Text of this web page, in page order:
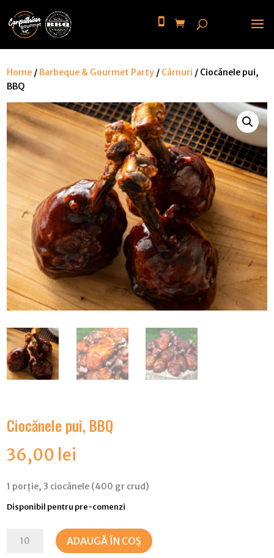
Home / Barbeque & Gourmet Party / Cărnuri / Ciocănele pui,
BBQ
Ciocănele pui, BBQ
36,00 lei
1 porție, 3 ciocănele (400 gr crud)
Disponibil pentru pre-comenzi
Cantitate
ADAUGĂ ÎN COȘ